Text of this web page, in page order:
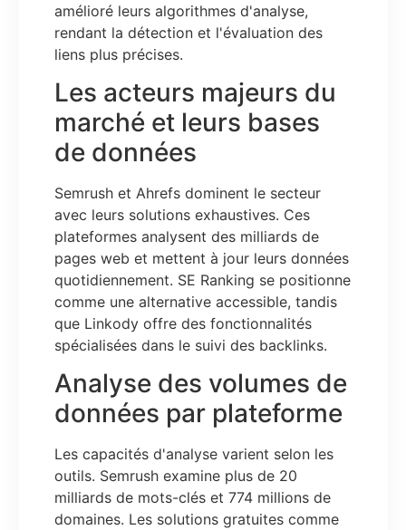
amélioré leurs algorithmes d'analyse,
rendant la détection et l'évaluation des
liens plus précises.
Les acteurs majeurs du
marché et leurs bases
de données
Semrush et Ahrefs dominent le secteur
avec leurs solutions exhaustives. Ces
plateformes analysent des milliards de
pages web et mettent à jour leurs données
quotidiennement. SE Ranking se positionne
comme une alternative accessible, tandis
que Linkody offre des fonctionnalités
spécialisées dans le suivi des backlinks.
Analyse des volumes de
données par plateforme
Les capacités d'analyse varient selon les
outils. Semrush examine plus de 20
milliards de mots-clés et 774 millions de
domaines. Les solutions gratuites comme